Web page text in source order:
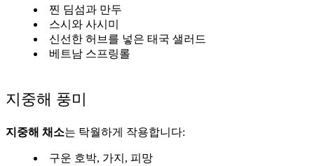
찐 딤섬과 만두
스시와 사시미
신선한 허브를 넣은 태국 샐러드
베트남 스프링롤
지중해 풍미
지중해 채소는 탁월하게 작용합니다:
구운 호박, 가지, 피망